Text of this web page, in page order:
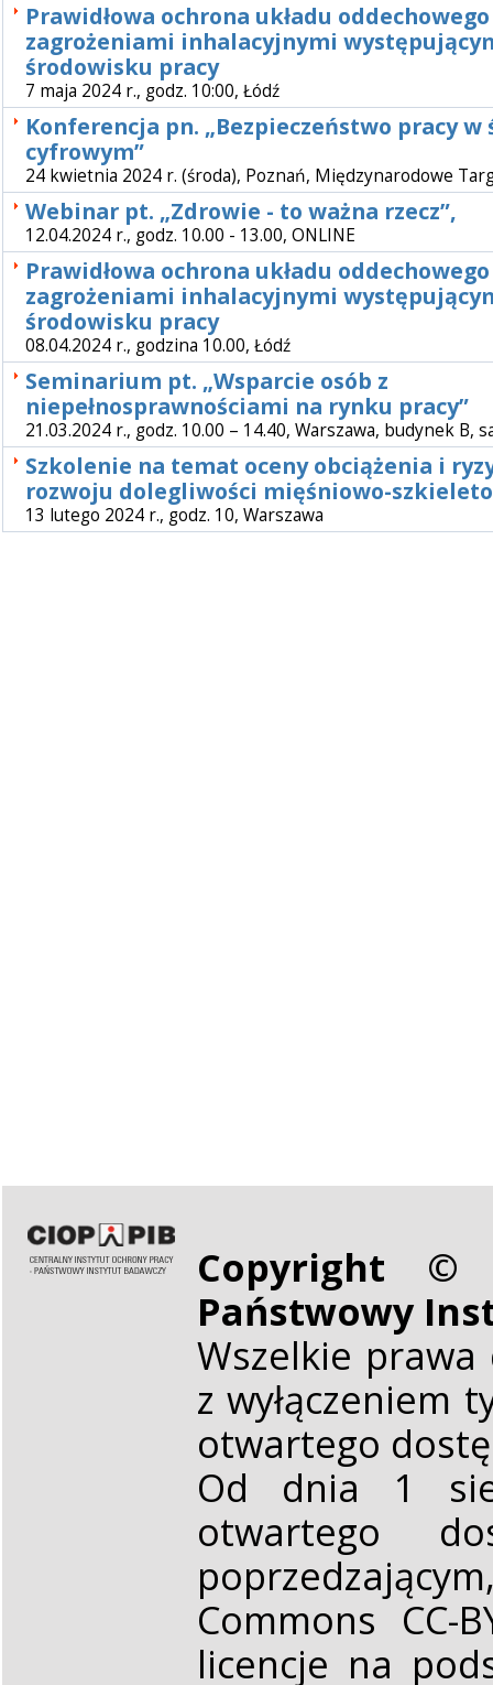
Prawidłowa ochrona układu
zagrożeniami inhalacyjnymi
środowisku pracy
7 maja 2024 r., godz. 10:00, Łódź
Konferencja pn. „Bezpieczeństwo pracy w
cyfrowym”
24 kwietnia 2024 r. (środa), Poznań, Międzynarodowe
Webinar pt. „Zdrowie - to ważna rzecz”,
12.04.2024 r., godz. 10.00 - 13.00, ONLINE
Prawidłowa ochrona układu
zagrożeniami inhalacyjnymi
środowisku pracy
08.04.2024 r., godzina 10.00, Łódź
Seminarium pt. „Wsparcie osób z
niepełnosprawnościami na rynku pracy”
21.03.2024 r., godz. 10.00 – 14.40, Warszawa, budynek B,
Szkolenie na temat oceny obciążenia i
rozwoju dolegliwości mięśniowo-
13 lutego 2024 r., godz. 10, Warszawa
Copyright ©
Państwowy
Wszelkie
z wyłączeniem
otwartego
Od dnia 1
otwartego
Commons CC-
licencje na